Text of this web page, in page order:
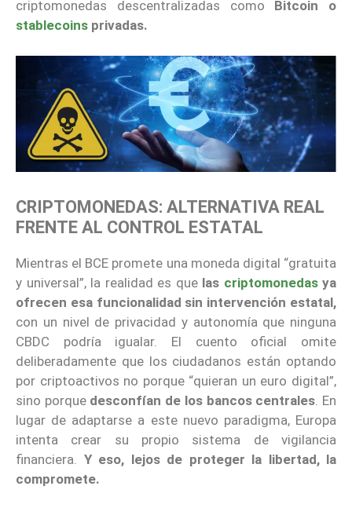
criptomonedas descentralizadas como Bitcoin o
stablecoins privadas.
CRIPTOMONEDAS: ALTERNATIVA REAL
FRENTE AL CONTROL ESTATAL
Mientras el BCE promete una moneda digital “gratuita
y universal”, la realidad es quelas criptomonedasya
ofrecen esa funcionalidad sin intervención estatal,
con un nivel de privacidad y autonomía que ninguna
CBDC podría igualar. El cuento oficial omite
deliberadamente que los ciudadanos están optando
por criptoactivos no porque “quieran un euro digital”,
sino porquedesconfían de los bancos centrales. En
lugar de adaptarse a este nuevo paradigma, Europa
intenta crear su propio sistema de vigilancia
financiera. Y eso, lejos de proteger la libertad, la
compromete.